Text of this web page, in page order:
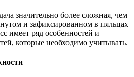
значительно более сложная, чем
и зафиксированном в пяльцах
имеет ряд особенностей и
которые необходимо учитывать.